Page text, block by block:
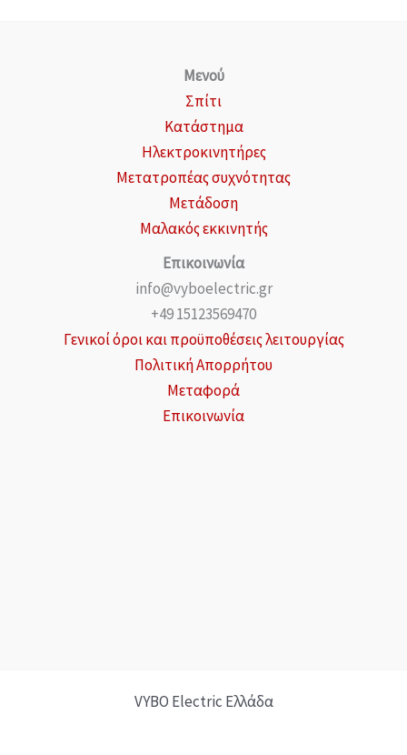
Μενού
Σπίτι
Κατάστημα
Ηλεκτροκινητήρες
Μετατροπέας συχνότητας
Μετάδοση
Μαλακός εκκινητής
Επικοινωνία
info@vyboelectric.gr
+49 15123569470
Γενικοί όροι και προϋποθέσεις λειτουργίας
Πολιτική Απορρήτου
Μεταφορά
Επικοινωνία
VYBO Electric Ελλάδα